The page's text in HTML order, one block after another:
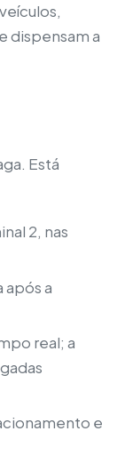
dispensam a
Está
2, nas
a
real; a
e